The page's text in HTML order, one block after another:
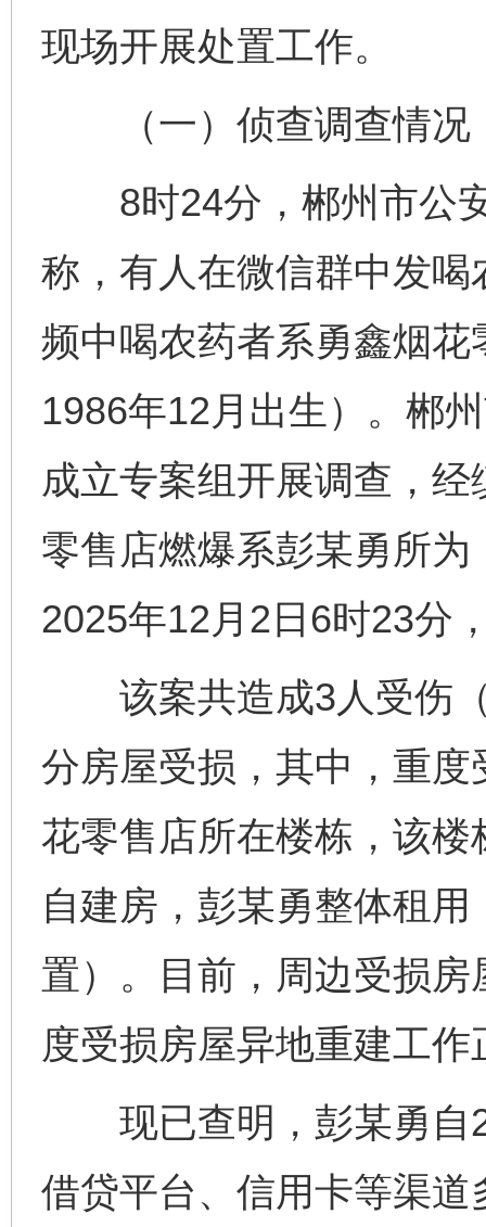
现场开展处置工作。
（一）侦查调查情况
8时24分，郴州市公安
称，有人在微信群中发
频中喝农药者系勇鑫烟
1986年12月出生）。郴
成立专案组开展调查，
零售店燃爆系彭某勇所
2025年12月2日6时23分
该案共造成3人受伤（
分房屋受损，其中，重
花零售店所在楼栋，该
自建房，彭某勇整体租
置）。目前，周边受损
度受损房屋异地重建工
现已查明，彭某勇自
借贷平台、信用卡等渠